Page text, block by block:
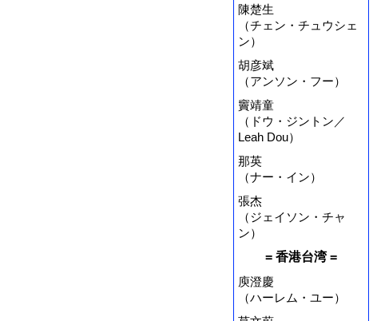
陳楚生
（チェン・チュウシェ
ン）
胡彦斌
（アンソン・フー）
竇靖童
（ドウ・ジントン／
Leah Dou）
那英
（ナー・イン）
張杰
（ジェイソン・チャ
ン）
= 香港台湾 =
庾澄慶
（ハーレム・ユー）